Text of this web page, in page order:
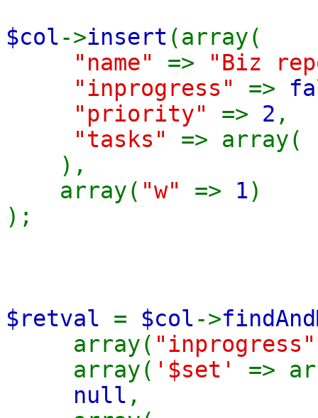
$col->insert (array(
"name" =>
"Biz
"inprogress" =>
"priority" => 2 ,
"tasks" => array(
),
array( "w" => 1)
);
$retval = $col->
array(
array( '$set' =>
null ,